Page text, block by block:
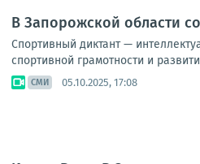
В Запорожской области
Спортивный диктант —
спортивной грамотности и
СМИ 05.10.2025, 17:08